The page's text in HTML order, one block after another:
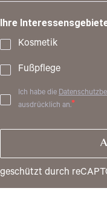
Ihre
Kosmetik
Fußpflege
Ich habe die
ausdrücklich an.
geschützt durch